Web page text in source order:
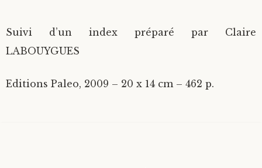
Suivi d’un index préparé par Claire
LABOUYGUES
Editions Paleo, 2009 – 20 x 14 cm – 462 p.